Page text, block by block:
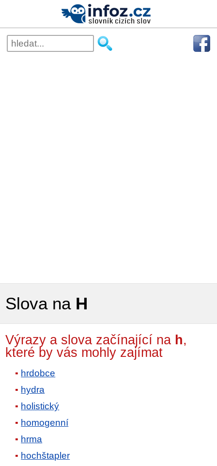
Slova na H
Výrazy a slova začínající na h,
které by vás mohly zajímat
hrdobce
hydra
holistický
homogenní
hrma
hochštapler